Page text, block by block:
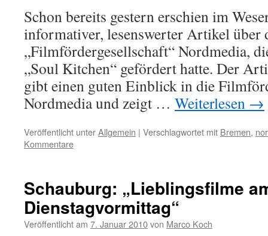
Schon bereits gestern erschien im
informativer, lesenswerter Artikel über
„Filmfördergesellschaft“ Nordmedia,
„Soul Kitchen“ gefördert hatte. Der
gibt einen guten Einblick in die
Nordmedia und zeigt … Weiterlesen →
Veröffentlicht unterAllgemein | Verschlagwortet mit Bremen,
Kommentare
Schauburg: „Lieblingsfilme
Dienstagvormittag“
Veröffentlicht am 7. Januar 2010von Marco Koch